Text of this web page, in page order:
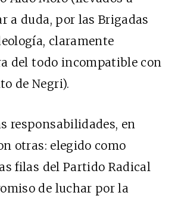
a duda, por las Brigadas
claramente
del todo incompatible con
de Negri).
responsabilidades, en
otras: elegido como
filas del Partido Radical
de luchar por la